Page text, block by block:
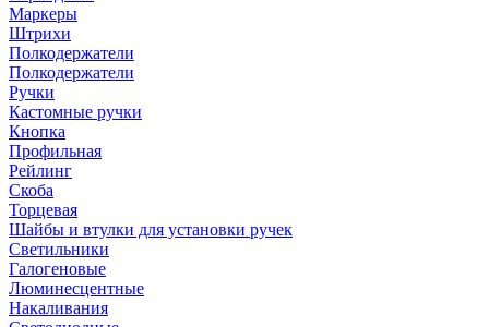
Маркеры
Штрихи
Полкодержатели
Полкодержатели
Ручки
Кастомные ручки
Кнопка
Профильная
Рейлинг
Скоба
Торцевая
Шайбы и втулки для установки ручек
Светильники
Галогеновые
Люминесцентные
Накаливания